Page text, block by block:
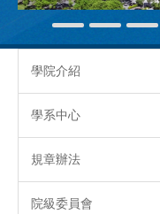
學院介紹
學系中心
規章辦法
院級委員會